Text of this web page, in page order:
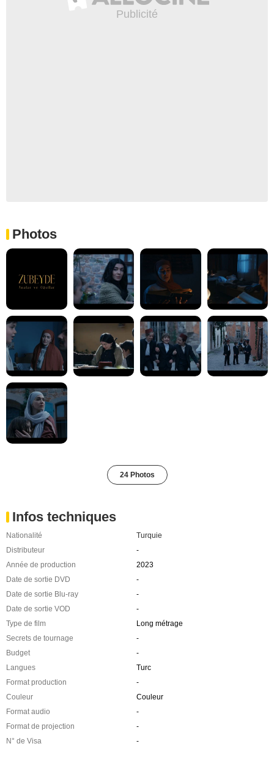
Photos
24 Photos
Infos techniques
Nationalité
Turquie
Distributeur
-
Année de production
2023
Date de sortie DVD
-
Date de sortie Blu-ray
-
Date de sortie VOD
-
Type de film
Long métrage
Secrets de tournage
-
Budget
-
Langues
Turc
Format production
-
Couleur
Couleur
Format audio
-
Format de projection
-
N° de Visa
-